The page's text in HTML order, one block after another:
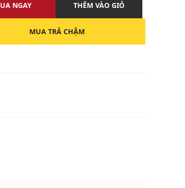
NGAY THÊM VÀO GIỎ
MUA TRẢ CHẬM